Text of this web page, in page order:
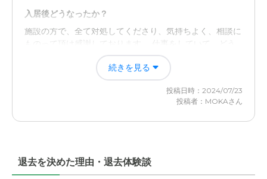
入居後どうなったか？
施設の方で、全て対処してくださり、気持ちよく、相談に
ものって頂け感謝しております。 仕事をしていて、どう
しても、時間通りに食事も出せず、また、排便も何回も呼
ばれて仕事にも支障をきたし、周りにも迷惑かけてていた
ので、施設入居後は、とても、生活が安定しています。
職員・スタッフ・他入居者の雰囲気について
続きを見る
投稿日時：2024/07/23
投稿者：MOKAさん
退去を決めた理由・退去体験談